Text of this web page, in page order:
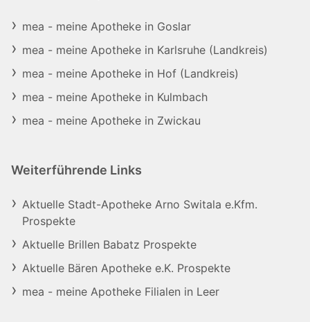
mea - meine Apotheke in Goslar
mea - meine Apotheke in Karlsruhe (Landkreis)
mea - meine Apotheke in Hof (Landkreis)
mea - meine Apotheke in Kulmbach
mea - meine Apotheke in Zwickau
Weiterführende Links
Aktuelle Stadt-Apotheke Arno Switala e.Kfm.
Prospekte
Aktuelle Brillen Babatz Prospekte
Aktuelle Bären Apotheke e.K. Prospekte
mea - meine Apotheke Filialen in Leer